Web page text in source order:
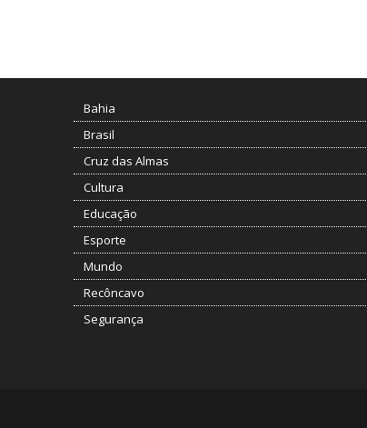
Bahia
Brasil
Cruz das Almas
Cultura
Educação
Esporte
Mundo
Recôncavo
Segurança